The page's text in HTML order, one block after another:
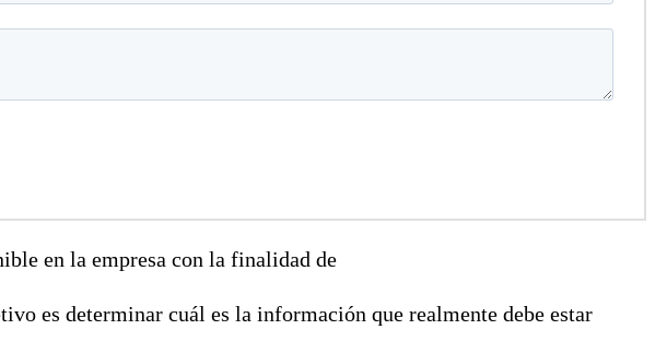
en la empresa con la finalidad de
es determinar cuál es la información que realmente debe estar